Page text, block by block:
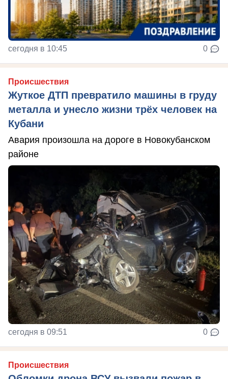
сегодня в 10:45 0
Происшествия
Жуткое ДТП превратило машины в груду
металла и унесло жизни трёх человек на
Кубани
Авария произошла на дороге в Новокубанском
районе
сегодня в 09:51 0
Происшествия